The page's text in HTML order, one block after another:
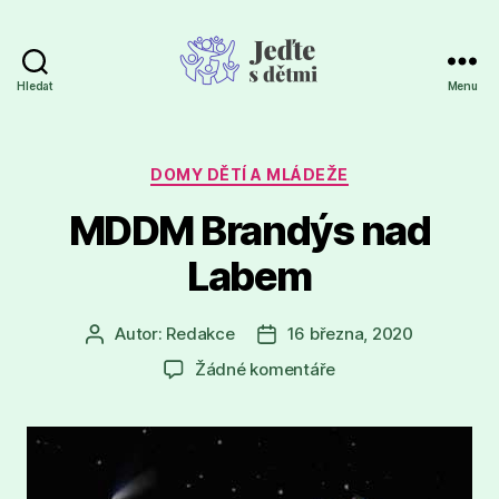
Hledat Menu
Rubriky
DOMY DĚTÍ A MLÁDEŽE
MDDM Brandýs nad
Labem
Autor
příspěvku
Autor: Redakce
Datum
příspěvku
16 března, 2020
Žádné komentářeu
názvem
Brandýs